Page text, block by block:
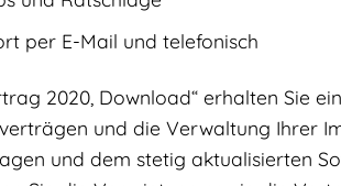
per E-Mail und telefonisch
2020, Download“ erhalten Sie
und die Verwaltung Ihrer
und dem stetig aktualisierten